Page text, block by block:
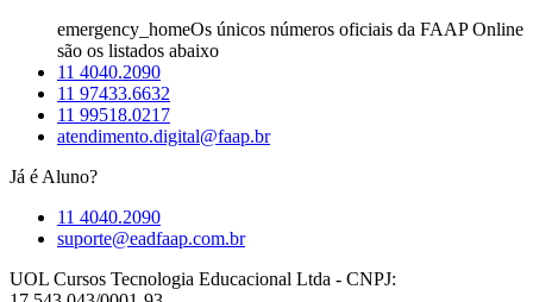
emergency_homeOs únicos números oficiais da FAAP Online
são os listados abaixo
11 4040.2090
11 97433.6632
11 99518.0217
atendimento.digital@faap.br
Já é Aluno?
11 4040.2090
suporte@eadfaap.com.br
UOL Cursos Tecnologia Educacional Ltda - CNPJ: